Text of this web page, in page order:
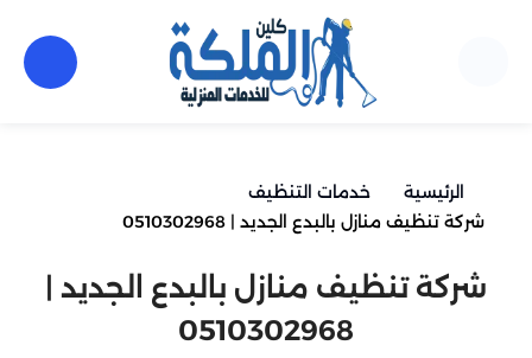
الرئيسية
خدمات التنظيف
شركة تنظيف منازل بالبدع الجديد | 0510302968
شركة تنظيف منازل بالبدع الجديد |
0510302968